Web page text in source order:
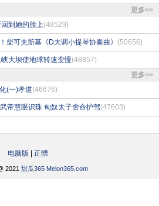
更多>>
到她的脸上(48529)
柴可夫斯基《D大调小提琴协奏曲》 (50656)
大坝使地球转速变慢(48857)
更多>>
(一)孝道(46676)
帝慧眼识珠 匈奴太子舍命护驾(47603)
电脑版 正體
2021 甜瓜365 Melon365.com